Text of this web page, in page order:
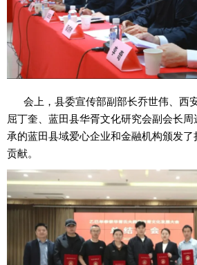
会上，县委宣传部副部长乔世伟、西
屈丁奎、蓝田县华胥文化研究会副会长
承的蓝田县域爱心企业和金融机构颁发
贡献。